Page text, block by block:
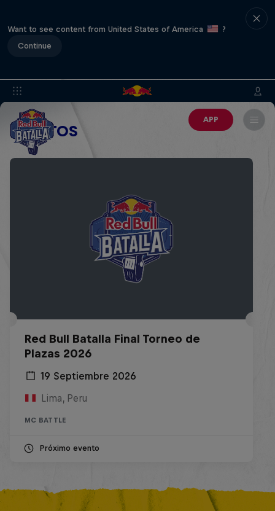
Want to see content from United States of America
?
Continue
APP
EVENTOS
Red Bull Batalla Final Torneo de
Plazas 2026
19 Septiembre 2026
Lima, Peru
MC BATTLE
Próximo evento